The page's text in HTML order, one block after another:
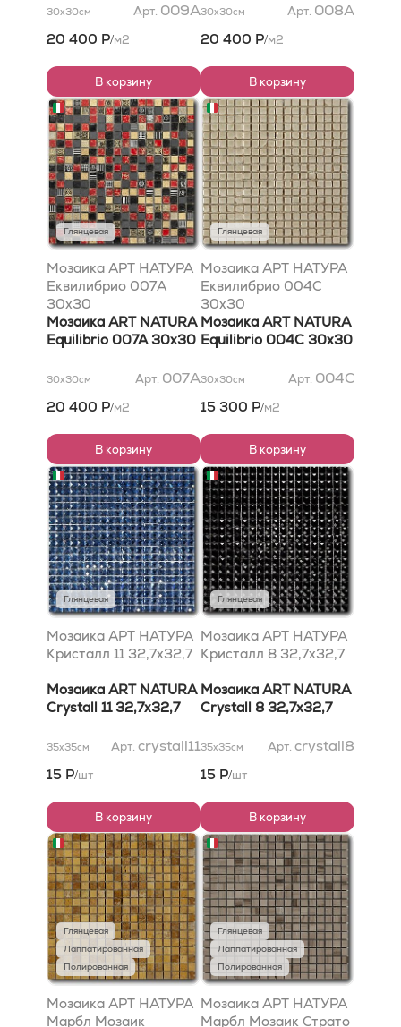
30x30см Арт. 009A
20 400 Р/м2
В корзину
30x30см Арт. 008A
20 400 Р/м2
В корзину
Глянцевая
Мозаика АРТ НАТУРА
Еквилибрио 007A
30x30
Мозаика ART NATURA
Equilibrio 007A 30x30
30x30см Арт. 007A
20 400 Р/м2
В корзину
Глянцевая
Мозаика АРТ НАТУРА
Еквилибрио 004C
30x30
Мозаика ART NATURA
Equilibrio 004C 30x30
30x30см Арт. 004C
15 300 Р/м2
В корзину
Глянцевая
Мозаика АРТ НАТУРА
Кристалл 11 32,7x32,7
Мозаика ART NATURA
Crystall 11 32,7x32,7
35x35см Арт. crystall11
15 Р/шт
В корзину
Глянцевая
Мозаика АРТ НАТУРА
Кристалл 8 32,7x32,7
Мозаика ART NATURA
Crystall 8 32,7x32,7
35x35см Арт. crystall8
15 Р/шт
В корзину
Глянцевая
Лаппатированная
Полированная
Мозаика АРТ НАТУРА
Марбл Мозаик
Глянцевая
Лаппатированная
Полированная
Мозаика АРТ НАТУРА
Марбл Мозаик Страто